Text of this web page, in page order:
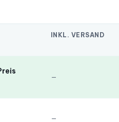
INKL. VERSAND
—
—